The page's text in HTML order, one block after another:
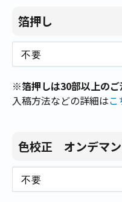
箔押し
※箔押しは30部以上のご
入稿方法などの詳細はこ
色校正 オンデマ